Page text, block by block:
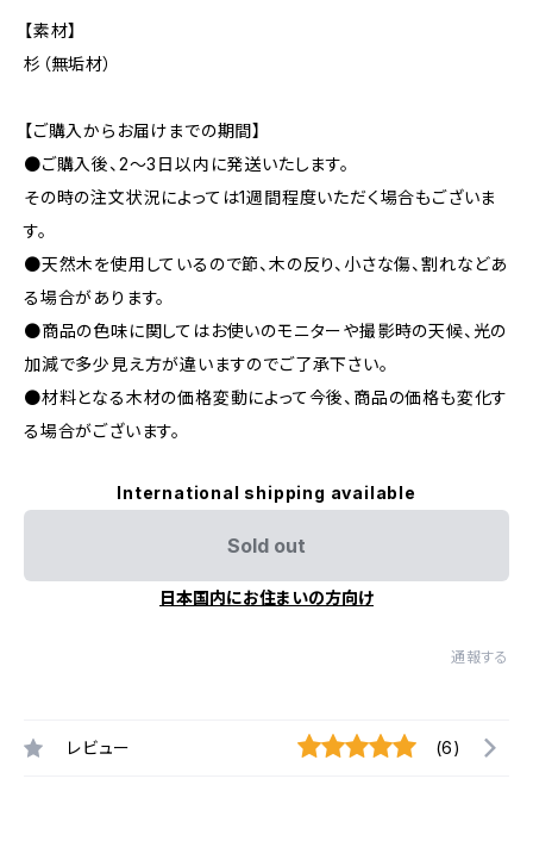
【素材】
杉（無垢材）
【ご購入からお届けまでの期間】
●ご購入後、2〜3日以内に発送いたします。
その時の注文状況によっては1週間程度いただく場合もございま
す。
●天然木を使用しているので節、木の反り、小さな傷、割れなどあ
る場合があります。
●商品の色味に関してはお使いのモニターや撮影時の天候、光の
加減で多少見え方が違いますのでご了承下さい。
●材料となる木材の価格変動によって今後、商品の価格も変化す
る場合がございます。
International shipping available
Sold out
日本国内にお住まいの方向け
通報する
レビュー (6)